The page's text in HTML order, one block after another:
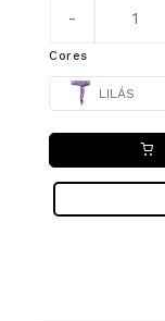
Cores
Color LILÁS